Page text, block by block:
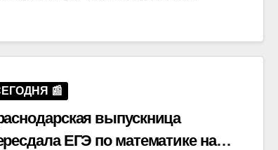
📰
выпускница
ЕГЭ по математике на